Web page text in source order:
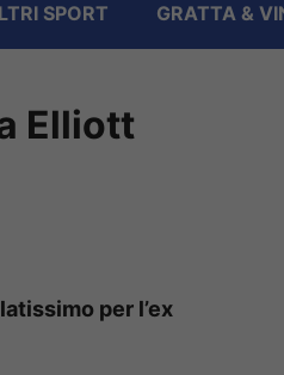
SPORT GRATTA &
Elliott
per l’ex